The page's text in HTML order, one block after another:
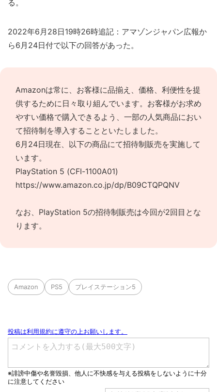
る。
2022年6月28日19時26時追記：アマゾンジャパン広報か
ら6月24日付で以下の回答があった。
Amazonは常に、お客様に品揃え、価格、利便性を提
供するために日々取り組んでいます。お客様がお求め
やすい価格で購入できるよう、一部の人気商品におい
て招待制を導入することといたしました。
6月24日現在、以下の商品にて招待制販売を実施して
います。
PlayStation 5 (CFI-1100A01)
https://www.amazon.co.jp/dp/B09CTQPQNV
なお、PlayStation 5の招待制販売は今回が2回目とな
ります。
Amazon PS5 プレイステーション5